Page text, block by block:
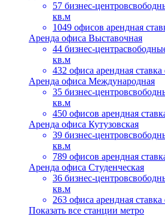
57 бизнес-центров
кв.м
1049 офисов арендная
Аренда офиса Выставочная
44 бизнес-центра
кв.м
432 офиса арендная
Аренда офиса Международная
35 бизнес-центров
кв.м
450 офисов арендная
Аренда офиса Кутузовская
39 бизнес-центров
кв.м
789 офисов арендная
Аренда офиса Студенческая
36 бизнес-центров
кв.м
263 офиса арендная
Показать все станции метро